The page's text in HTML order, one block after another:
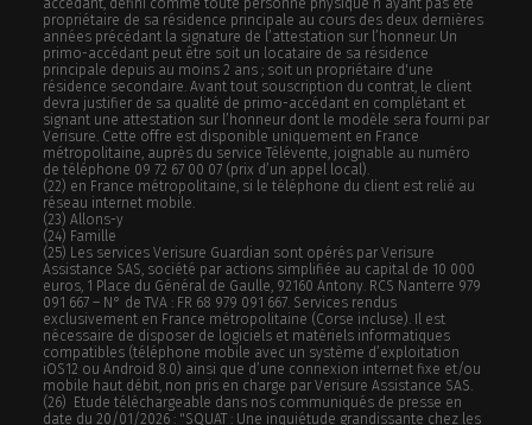
accédant, défini comme toute personne physique n’ayant pas été
propriétaire de sa résidence principale au cours des deux dernières
années précédant la signature de l’attestation sur l’honneur. Un
primo-accédant peut être soit un locataire de sa résidence
principale depuis au moins 2 ans ; soit un propriétaire d'une
résidence secondaire. Avant tout souscription du contrat, le client
devra justifier de sa qualité de primo-accédant en complétant et
signant une attestation sur l’honneur dont le modèle sera fourni par
Verisure. Cette offre est disponible uniquement en France
métropolitaine, auprès du service Télévente, joignable au numéro
de téléphone 09 72 67 00 07 (prix d’un appel local).
(22) en France métropolitaine, si le téléphone du client est relié au
réseau internet mobile.
(23) Allons-y
(24) Famille
(25) Les services Verisure Guardian sont opérés par Verisure
Assistance SAS, société par actions simplifiée au capital de 10 000
euros, 1 Place du Général de Gaulle, 92160 Antony. RCS Nanterre 979
091 667 – N° de TVA : FR 68 979 091 667. Services rendus
exclusivement en France métropolitaine (Corse incluse). Il est
nécessaire de disposer de logiciels et matériels informatiques
compatibles (téléphone mobile avec un système d’exploitation
iOS12 ou Android 8.0) ainsi que d’une connexion internet fixe et/ou
mobile haut débit, non pris en charge par Verisure Assistance SAS.
(26) Etude téléchargeable dans nos communiqués de presse en
date du 20/01/2026 : "SQUAT : Une inquiétude grandissante chez les